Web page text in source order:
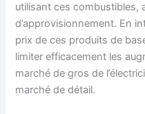
utilisant ces combustibles,
d’approvisionnement. En
prix de ces produits de
limiter efficacement les
marché de gros de
marché de détail.